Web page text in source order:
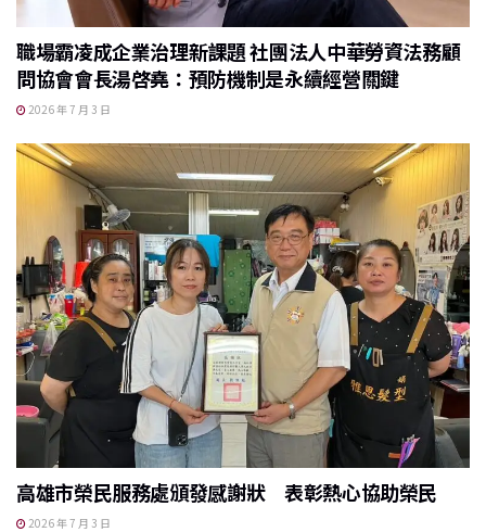
職場霸凌成企業治理新課題 社團法人中華勞資法務顧
問協會會長湯啓堯：預防機制是永續經營關鍵
2026 年 7 月 3 日
高雄市榮民服務處頒發感謝狀 表彰熱心協助榮民
2026 年 7 月 3 日